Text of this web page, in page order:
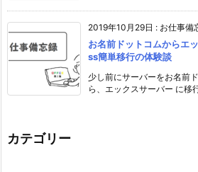
2019年10月29日 : お仕事備
お名前ドットコムからエ
ss簡単移行の体験談
少し前にサーバーをお名前
ら、エックスサーバー に移
カテゴリー